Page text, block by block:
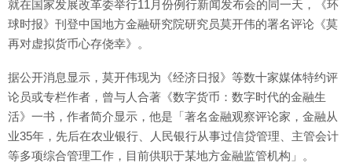
就在国家发展改革委举行11月份例行新闻发布会的同一天，《环
球时报》刊登中国地方金融研究院研究员莫开伟的署名评论《莫
再对虚拟货币心存侥幸》。
据公开消息显示，莫开伟现为《经济日报》等数十家媒体特约评
论员或专栏作者，曾与人合著《数字货币：数字时代的金融生
活》一书，作者简介显示，他是「著名金融观察评论家，金融从
业35年，先后在农业银行、人民银行从事过信贷管理、主管会计
等多项综合管理工作，目前供职于某地方金融监管机构」。